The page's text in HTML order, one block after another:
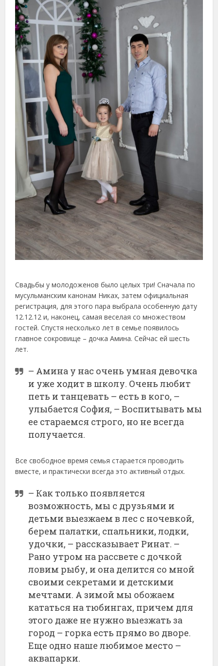
Свадьбы у молодоженов было целых три! Сначала по
мусульманским канонам Никах, затем официальная
регистрация, для этого пара выбрала особенную дату
12.12.12 и, наконец, самая веселая со множеством
гостей. Спустя несколько лет в семье появилось
главное сокровище – дочка Амина. Сейчас ей шесть
лет.
– Амина у нас очень умная девочка
и уже ходит в школу. Очень любит
петь и танцевать – есть в кого, –
улыбается София, – Воспитывать мы
ее стараемся строго, но не всегда
получается.
Все свободное время семья старается проводить
вместе, и практически всегда это активный отдых.
– Как только появляется
возможность, мы с друзьями и
детьми выезжаем в лес с ночевкой,
берем палатки, спальники, лодки,
удочки, – рассказывает Ринат. –
Рано утром на рассвете с дочкой
ловим рыбу, и она делится со мной
своими секретами и детскими
мечтами. А зимой мы обожаем
кататься на тюбингах, причем для
этого даже не нужно выезжать за
город – горка есть прямо во дворе.
Еще одно наше любимое место –
аквапарки.